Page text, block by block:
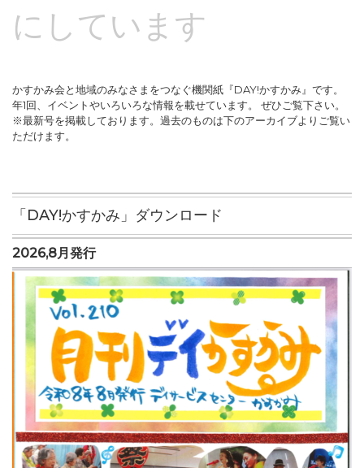
にしています
かすかみ会と地域のみなさまをつなぐ機関紙『DAY!かすかみ』です。
年1回、イベントやいろいろな情報を載せています。 ぜひご覧下さい。
※最新号を掲載しております。過去のものは下のアーカイブよりご覧い
ただけます。
「DAY!かすかみ」ダウンロード
2026,8月発行